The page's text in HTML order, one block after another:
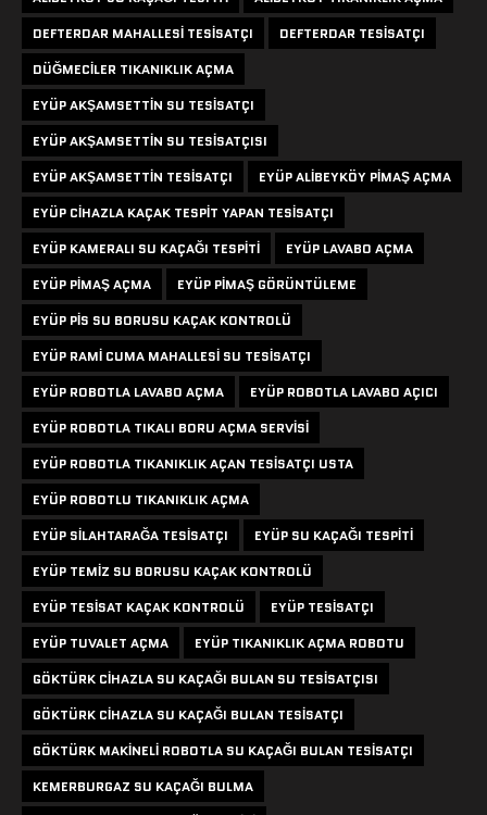
DEFTERDAR MAHALLESI TESISATÇI
DEFTERDAR TESISATÇI
DÜĞMECILER TIKANIKLIK AÇMA
EYÜP AKŞAMSETTIN SU TESISATÇI
EYÜP AKŞAMSETTIN SU TESISATÇISI
EYÜP AKŞAMSETTIN TESISATÇI
EYÜP ALIBEYKÖY PIMAŞ AÇMA
EYÜP CIHAZLA KAÇAK TESPIT YAPAN TESISATÇI
EYÜP KAMERALI SU KAÇAĞI TESPITI
EYÜP LAVABO AÇMA
EYÜP PIMAŞ AÇMA
EYÜP PIMAŞ GÖRÜNTÜLEME
EYÜP PIS SU BORUSU KAÇAK KONTROLÜ
EYÜP RAMI CUMA MAHALLESI SU TESISATÇI
EYÜP ROBOTLA LAVABO AÇMA
EYÜP ROBOTLA LAVABO AÇICI
EYÜP ROBOTLA TIKALI BORU AÇMA SERVISI
EYÜP ROBOTLA TIKANIKLIK AÇAN TESISATÇI USTA
EYÜP ROBOTLU TIKANIKLIK AÇMA
EYÜP SILAHTARAĞA TESISATÇI
EYÜP SU KAÇAĞI TESPITI
EYÜP TEMIZ SU BORUSU KAÇAK KONTROLÜ
EYÜP TESISAT KAÇAK KONTROLÜ
EYÜP TESISATÇI
EYÜP TUVALET AÇMA
EYÜP TIKANIKLIK AÇMA ROBOTU
GÖKTÜRK CIHAZLA SU KAÇAĞI BULAN SU TESISATÇISI
GÖKTÜRK CIHAZLA SU KAÇAĞI BULAN TESISATÇI
GÖKTÜRK MAKINELI ROBOTLA SU KAÇAĞI BULAN TESISATÇI
KEMERBURGAZ SU KAÇAĞI BULMA